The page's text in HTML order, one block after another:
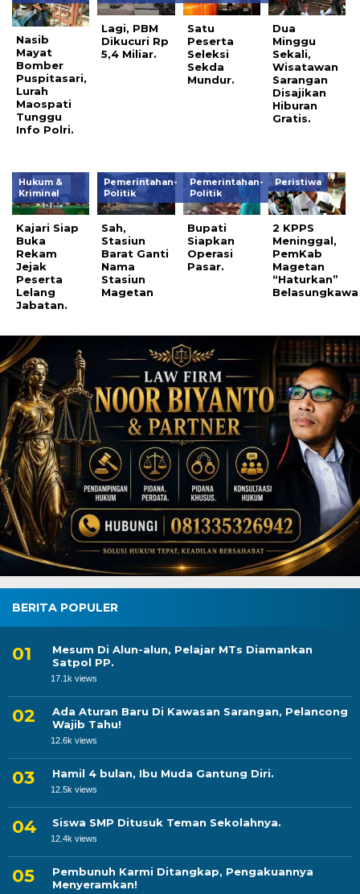
Nasib
Mayat
Bomber
Puspitasari,
Lurah
Maospati
Tunggu
Info Polri.
Lagi, PBM
Dikucuri Rp
5,4 Miliar.
Satu
Peserta
Seleksi
Sekda
Mundur.
Dua
Minggu
Sekali,
Wisatawan
Sarangan
Disajikan
Hiburan
Gratis.
Hukum &
Kriminal
Kajari Siap
Buka
Rekam
Jejak
Peserta
Lelang
Jabatan.
Pemerintahan-
Politik
Sah,
Stasiun
Barat Ganti
Nama
Stasiun
Magetan
Pemerintahan-
Politik
Bupati
Siapkan
Operasi
Pasar.
Peristiwa
2 KPPS
Meninggal,
PemKab
Magetan
“Haturkan”
Belasungkawa
BERITA POPULER
Mesum Di Alun-alun, Pelajar MTs Diamankan
Satpol PP.
17.1k views
Ada Aturan Baru Di Kawasan Sarangan, Pelancong
Wajib Tahu!
12.6k views
Hamil 4 bulan, Ibu Muda Gantung Diri.
12.5k views
Siswa SMP Ditusuk Teman Sekolahnya.
12.4k views
Pembunuh Karmi Ditangkap, Pengakuannya
Menyeramkan!